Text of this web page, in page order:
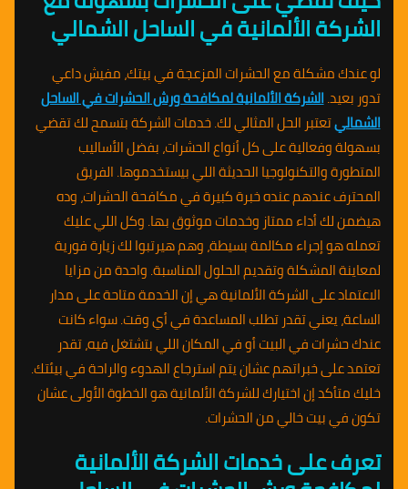
الشركة الألمانية في الساحل الشمالي
لو عندك مشكلة مع الحشرات المزعجة في بيتك، مفيش داعي
تدور بعيد.الشركة الألمانية لمكافحة ورش الحشرات في الساحل
الشماليتعتبر الحل المثالي لك. خدمات الشركة بتسمح لك تقضي
بسهولة وفعالية على كل أنواع الحشرات، بفضل الأساليب
المتطورة والتكنولوجيا الحديثة اللي بيستخدموها. الفريق
المحترف عندهم عنده خبرة كبيرة في مكافحة الحشرات، وده
هيضمن لك أداء ممتاز وخدمات موثوق بها. وكل اللي عليك
تعمله هو إجراء مكالمة بسيطة، وهم هيرتبوا لك زيارة فورية
لمعاينة المشكلة وتقديم الحلول المناسبة. واحدة من مزايا
الاعتماد على الشركة الألمانية هي إن الخدمة متاحة على مدار
الساعة، يعني تقدر تطلب المساعدة في أي وقت. سواء كانت
عندك حشرات في البيت أو في المكان اللي بتشتغل فيه، تقدر
تعتمد على خبراتهم عشان يتم استرجاع الهدوء والراحة في بيئتك.
خليك متأكد إن اختيارك للشركة الألمانية هو الخطوة الأولى عشان
تكون في بيت خالي من الحشرات.
تعرف على خدمات الشركة الألمانية